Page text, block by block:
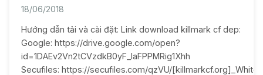
18/06/2018
Hướng dẫn tải và cài đặt: Link download killmark cf dep:
Google: https://drive.google.com/open?
id=1DAEv2Vn2tCVzdkB0yF_IaFPPMRig1Xhh
Secufiles: https://secufiles.com/qzVU/